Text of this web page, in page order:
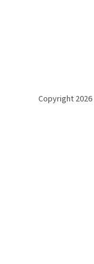
Copyright 2026